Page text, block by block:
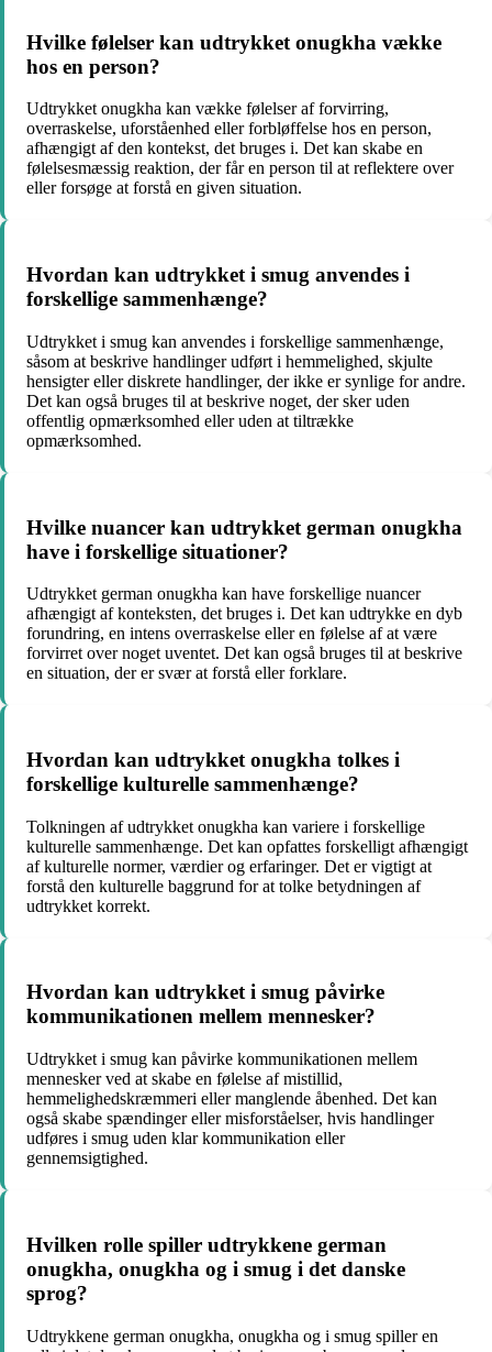
Hvilke følelser kan udtrykket onugkha vække
hos en person?
Udtrykket onugkha kan vække følelser af forvirring,
overraskelse, uforståenhed eller forbløffelse hos en person,
afhængigt af den kontekst, det bruges i. Det kan skabe en
følelsesmæssig reaktion, der får en person til at reflektere over
eller forsøge at forstå en given situation.
Hvordan kan udtrykket i smug anvendes i
forskellige sammenhænge?
Udtrykket i smug kan anvendes i forskellige sammenhænge,
såsom at beskrive handlinger udført i hemmelighed, skjulte
hensigter eller diskrete handlinger, der ikke er synlige for andre.
Det kan også bruges til at beskrive noget, der sker uden
offentlig opmærksomhed eller uden at tiltrække
opmærksomhed.
Hvilke nuancer kan udtrykket german onugkha
have i forskellige situationer?
Udtrykket german onugkha kan have forskellige nuancer
afhængigt af konteksten, det bruges i. Det kan udtrykke en dyb
forundring, en intens overraskelse eller en følelse af at være
forvirret over noget uventet. Det kan også bruges til at beskrive
en situation, der er svær at forstå eller forklare.
Hvordan kan udtrykket onugkha tolkes i
forskellige kulturelle sammenhænge?
Tolkningen af udtrykket onugkha kan variere i forskellige
kulturelle sammenhænge. Det kan opfattes forskelligt afhængigt
af kulturelle normer, værdier og erfaringer. Det er vigtigt at
forstå den kulturelle baggrund for at tolke betydningen af
udtrykket korrekt.
Hvordan kan udtrykket i smug påvirke
kommunikationen mellem mennesker?
Udtrykket i smug kan påvirke kommunikationen mellem
mennesker ved at skabe en følelse af mistillid,
hemmelighedskræmmeri eller manglende åbenhed. Det kan
også skabe spændinger eller misforståelser, hvis handlinger
udføres i smug uden klar kommunikation eller
gennemsigtighed.
Hvilken rolle spiller udtrykkene german
onugkha, onugkha og i smug i det danske
sprog?
Udtrykkene german onugkha, onugkha og i smug spiller en